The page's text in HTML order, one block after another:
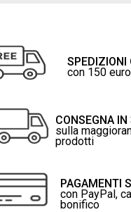
SPEDIZIONI
con 150
CONSEGNA IN
sulla
prodotti
PAGAMENTI
con PayPal,
bonifico